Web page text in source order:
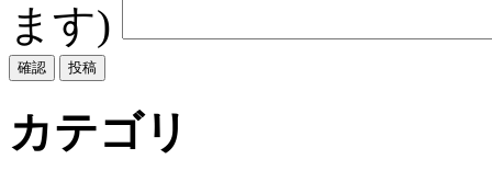
ます)
カテゴリ